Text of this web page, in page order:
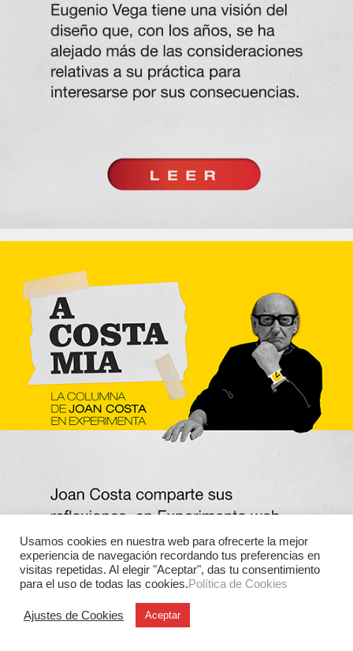
Usamos cookies en nuestra web para ofrecerte la mejor
experiencia de navegación recordando tus preferencias en
visitas repetidas. Al elegir "Aceptar", das tu consentimiento
para el uso de todas las cookies.Política de Cookies
Ajustes de Cookies Aceptar